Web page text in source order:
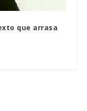
que arrasa